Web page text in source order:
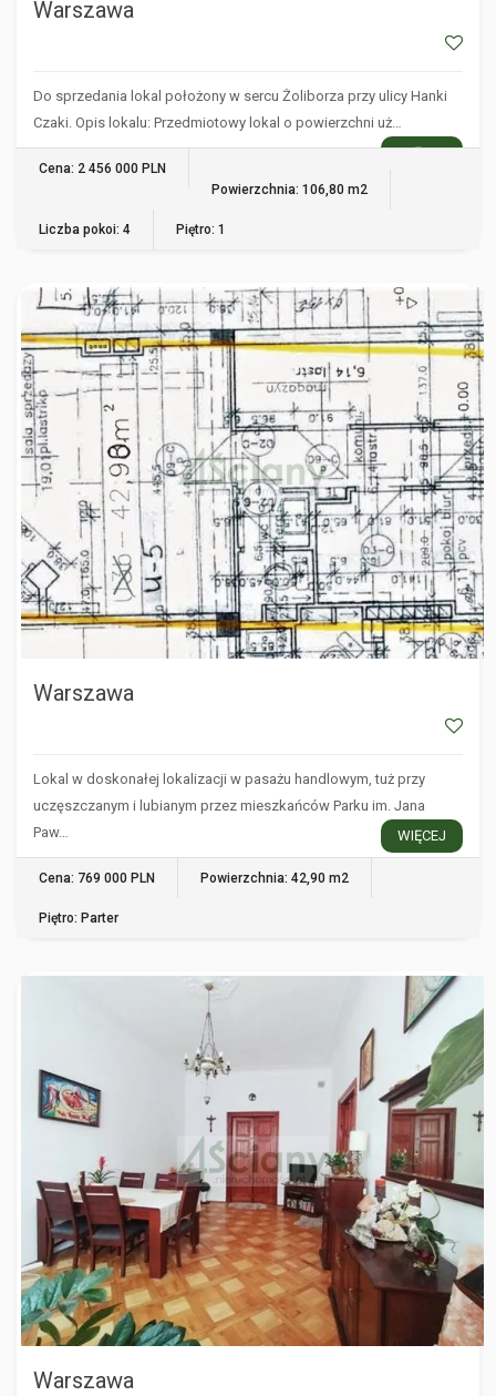
Warszawa
Do sprzedania lokal położony w sercu Żoliborza przy ulicy Hanki
Czaki. Opis lokalu: Przedmiotowy lokal o powierzchni uż…
WIĘCEJ
Cena: 2 456 000 PLN
Powierzchnia: 106,80 m2
Liczba pokoi: 4 Piętro: 1
WARSZAWA
Warszawa
Lokal w doskonałej lokalizacji w pasażu handlowym, tuż przy
uczęszczanym i lubianym przez mieszkańców Parku im. Jana
Paw…
WIĘCEJ
Cena: 769 000 PLN Powierzchnia: 42,90 m2
Piętro: Parter
Warszawa